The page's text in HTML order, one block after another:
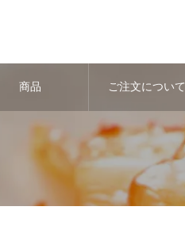
商品 ご注文について